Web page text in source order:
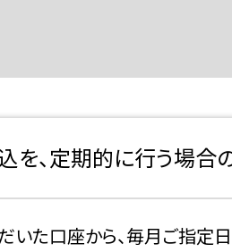
、定期的に行う場合
いた口座から、毎月ご指